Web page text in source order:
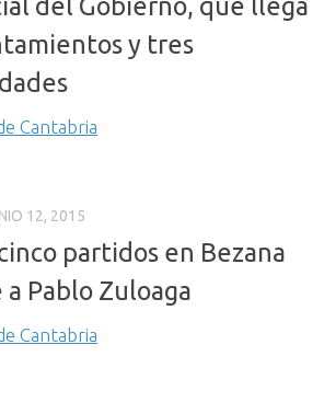
y tres
Cantabria
12, 2015
partidos en Bezana
Pablo Zuloaga
Cantabria